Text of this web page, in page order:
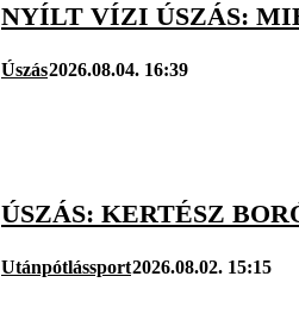
NYÍLT VÍZI ÚSZÁS:
Úszás2026.08.04. 16:39
ÚSZÁS: KERTÉSZ
Utánpótlássport2026.08.02. 15:15